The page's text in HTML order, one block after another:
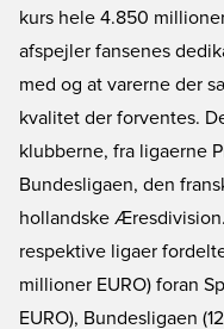
kurs hele 4.850
afspejler fansenes
med og at varerne der
kvalitet der forventes.
klubberne, fra ligaerne
Bundesligaen, den
hollandske
respektive ligaer
millioner EURO) foran
EURO), Bundesligaen